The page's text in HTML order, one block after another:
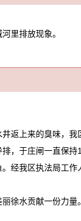
里排放现象。
返上来的臭味，
，于庄闸一直保
经我区执法局工
徐水贡献一份力量